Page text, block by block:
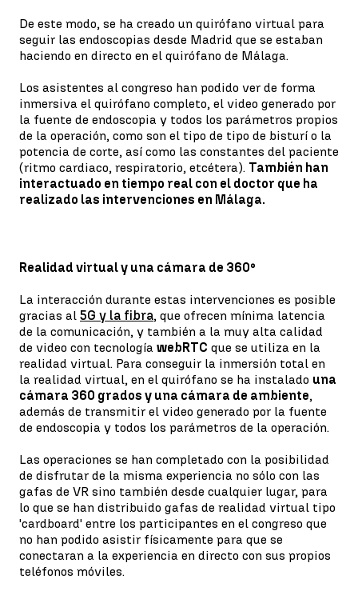
De este modo, se ha creado un quirófano virtual para
seguir las endoscopias desde Madrid que se estaban
haciendo en directo en el quirófano de Málaga.
Los asistentes al congreso han podido ver de forma
inmersiva el quirófano completo, el video generado por
la fuente de endoscopia y todos los parámetros propios
de la operación, como son el tipo de tipo de bisturí o la
potencia de corte, así como las constantes del paciente
(ritmo cardiaco, respiratorio, etcétera). También han
interactuado en tiempo real con el doctor que ha
realizado las intervenciones en Málaga.
Realidad virtual y una cámara de 360º
La interacción durante estas intervenciones es posible
gracias al 5G y la fibra, que ofrecen mínima latencia
de la comunicación, y también a la muy alta calidad
de video con tecnología webRTC que se utiliza en la
realidad virtual. Para conseguir la inmersión total en
la realidad virtual, en el quirófano se ha instalado una
cámara 360 grados y una cámara de ambiente,
además de transmitir el video generado por la fuente
de endoscopia y todos los parámetros de la operación.
Las operaciones se han completado con la posibilidad
de disfrutar de la misma experiencia no sólo con las
gafas de VR sino también desde cualquier lugar, para
lo que se han distribuido gafas de realidad virtual tipo
'cardboard' entre los participantes en el congreso que
no han podido asistir físicamente para que se
conectaran a la experiencia en directo con sus propios
teléfonos móviles.